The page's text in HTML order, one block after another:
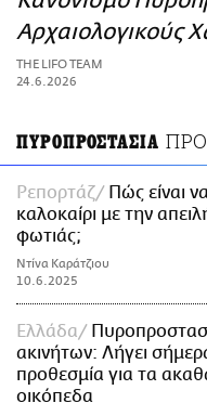
ΑΜΠΑ
PRINT
Αρχαιολογικούς
THE LIFO TEAM
24.6.2026
ΠΥΡΟΠΡΟΣΤΑΣΙΑ
Ρεπορτάζ
Πώς είναι
καλοκαίρι με την
φωτιάς;
Ντίνα Καράτζιου
10.6.2025
Ελλάδα
ακινήτων: Λήγει
προθεσμία για τα
οικόπεδα